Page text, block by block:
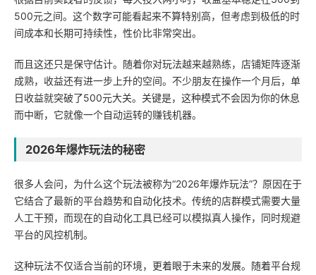
500元之间。这个数字可能看起来不算特别高，但考虑到极低的时
间成本和长期可持续性，性价比非常突出。
而且这还只是保守估计。随着你对玩法越来越熟练，店铺矩阵逐渐
成熟，收益还有进一步上升的空间。不少朋友在操作一个月后，单
日收益就突破了500元大关。关键是，这种模式不会因为你的休息
而中断，它就像一个自动运转的赚钱机器。
2026年爆炸玩法的秘密
很多人会问，为什么这个玩法被称为“2026年爆炸玩法”？原因在于
它结合了最新的平台趋势和自动化技术。传统的店群模式需要大量
人工干预，而现在的自动化工具已经可以模拟真人操作，同时规避
平台的风控机制。
这种玩法不仅适合当前的环境，更着眼于未来的发展。随着平台规